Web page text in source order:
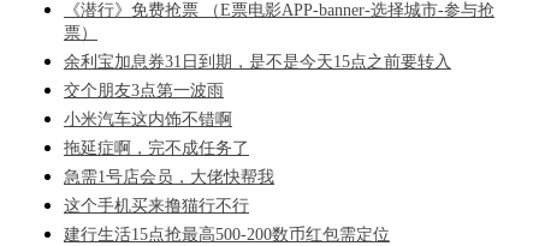
《潜行》免费抢票 （E票电影APP-banner-选择城市-参与抢
票）
余利宝加息券31日到期，是不是今天15点之前要转入
交个朋友3点第一波雨
小米汽车这内饰不错啊
拖延症啊，完不成任务了
急需1号店会员，大佬快帮我
这个手机买来撸猫行不行
建行生活15点抢最高500-200数币红包需定位